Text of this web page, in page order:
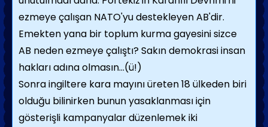
ezmeye çalışan NATO'yu destekleyen AB'dir.
Emekten yana bir toplum kurma gayesini sizce
AB neden ezmeye çalıştı? Sakın demokrasi insan
hakları adına olmasın...(ü!)
Sonra ingiltere kara mayını üreten 18 ülkeden biri
olduğu bilinirken bunun yasaklanması için
gösterişli kampanyalar düzenlemek iki